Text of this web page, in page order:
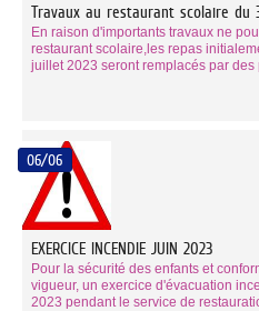
Travaux au restaurant scolaire du
En raison d'importants travaux ne
restaurant scolaire,les repas
juillet 2023 seront remplacés par des
06/06
EXERCICE INCENDIE JUIN 2023
Pour la sécurité des enfants et
vigueur, un exercice d'évacuation
2023 pendant le service de